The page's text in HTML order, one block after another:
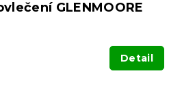
GLENMOORE
Detail